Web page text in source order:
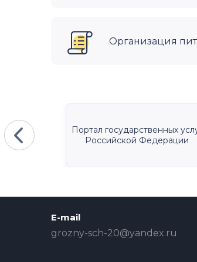
Организация
Портал государственных
Российской Федерации
E-mail
grozny-sch-20@yandex.ru